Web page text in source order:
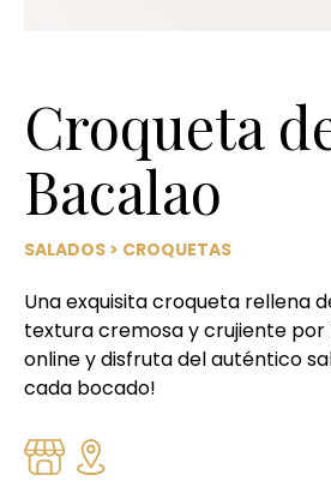
Croqueta
Bacalao
SALADOS > CROQUETAS
Una exquisita croqueta rellena
textura cremosa y crujiente por
online y disfruta del auténtico
cada bocado!